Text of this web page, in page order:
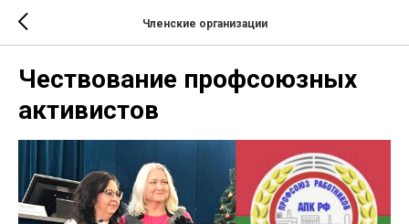
Членские организации
Чествование профсоюзных
активистов